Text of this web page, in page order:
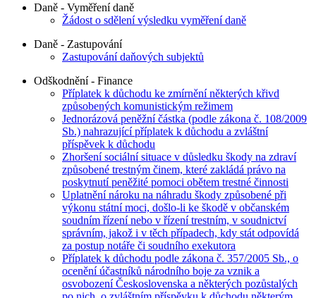
Daně - Vyměření daně
Žádost o sdělení výsledku vyměření daně
Daně - Zastupování
Zastupování daňových subjektů
Odškodnění - Finance
Příplatek k důchodu ke zmírnění některých křivd
způsobených komunistickým režimem
Jednorázová peněžní částka (podle zákona č. 108/2009
Sb.) nahrazující příplatek k důchodu a zvláštní
příspěvek k důchodu
Zhoršení sociální situace v důsledku škody na zdraví
způsobené trestným činem, které zakládá právo na
poskytnutí peněžité pomoci obětem trestné činnosti
Uplatnění nároku na náhradu škody způsobené při
výkonu státní moci, došlo-li ke škodě v občanském
soudním řízení nebo v řízení trestním, v soudnictví
správním, jakož i v těch případech, kdy stát odpovídá
za postup notáře či soudního exekutora
Příplatek k důchodu podle zákona č. 357/2005 Sb., o
ocenění účastníků národního boje za vznik a
osvobození Československa a některých pozůstalých